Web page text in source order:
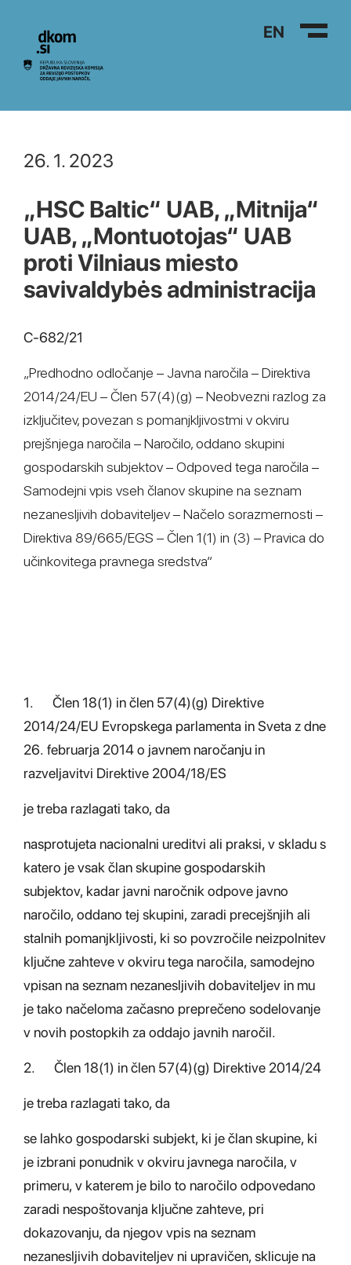
Na vsebino EN
26. 1. 2023
„HSC Baltic“ UAB, „Mitnija“
UAB, „Montuotojas“ UAB
proti Vilniaus miesto
savivaldybės administracija
C‑682/21
„Predhodno odločanje – Javna naročila – Direktiva
2014/24/EU – Člen 57(4)(g) – Neobvezni razlog za
izključitev, povezan s pomanjkljivostmi v okviru
prejšnjega naročila – Naročilo, oddano skupini
gospodarskih subjektov – Odpoved tega naročila –
Samodejni vpis vseh članov skupine na seznam
nezanesljivih dobaviteljev – Načelo sorazmernosti –
Direktiva 89/665/EGS – Člen 1(1) in (3) – Pravica do
učinkovitega pravnega sredstva“
1. Člen 18(1) in člen 57(4)(g) Direktive
2014/24/EU Evropskega parlamenta in Sveta z dne
26. februarja 2014 o javnem naročanju in
razveljavitvi Direktive 2004/18/ES
je treba razlagati tako, da
nasprotujeta nacionalni ureditvi ali praksi, v skladu s
katero je vsak član skupine gospodarskih
subjektov, kadar javni naročnik odpove javno
naročilo, oddano tej skupini, zaradi precejšnjih ali
stalnih pomanjkljivosti, ki so povzročile neizpolnitev
ključne zahteve v okviru tega naročila, samodejno
vpisan na seznam nezanesljivih dobaviteljev in mu
je tako načeloma začasno preprečeno sodelovanje
v novih postopkih za oddajo javnih naročil.
2. Člen 18(1) in člen 57(4)(g) Direktive 2014/24
je treba razlagati tako, da
se lahko gospodarski subjekt, ki je član skupine, ki
je izbrani ponudnik v okviru javnega naročila, v
primeru, v katerem je bilo to naročilo odpovedano
zaradi nespoštovanja ključne zahteve, pri
dokazovanju, da njegov vpis na seznam
nezanesljivih dobaviteljev ni upravičen, sklicuje na